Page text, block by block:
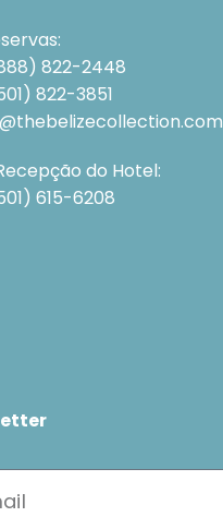
822-2448
822-3851
do Hotel:
615-6208